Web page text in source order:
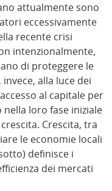
attualmente sono
eccessivamente
recente crisi
intenzionalmente,
di proteggere le
alla luce dei
al capitale per
loro fase iniziale
Crescita, tra
le economie locali
definisce i
dei mercati